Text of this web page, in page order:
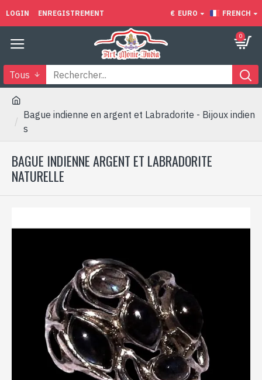
LOGIN ENREGISTREMENT € EURO FRENCH
0
Tous
Bague indienne en argent et Labradorite - Bijoux indien
s
BAGUE INDIENNE ARGENT ET LABRADORITE
NATURELLE